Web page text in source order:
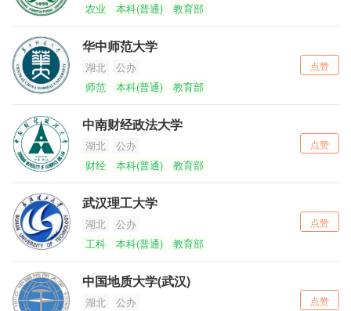
农业
本科(普通) 教育部
华中师范大学
湖北
公办
师范
本科(普通) 教育部
点赞
中南财经政法大学
湖北
公办
财经
本科(普通) 教育部
点赞
武汉理工大学
湖北
公办
工科
本科(普通) 教育部
点赞
中国地质大学(武汉)
湖北
公办
点赞